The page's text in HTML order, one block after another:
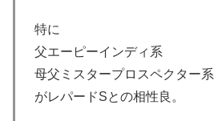
特に
父エーピーインディ系
母父ミスタープロスペクター系
がレパードSとの相性良。